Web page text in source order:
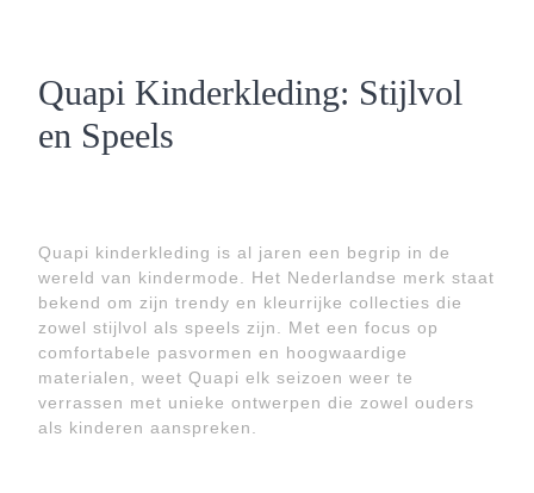
Quapi Kinderkleding: Stijlvol
en Speels
Quapi kinderkleding is al jaren een begrip in de
wereld van kindermode. Het Nederlandse merk staat
bekend om zijn trendy en kleurrijke collecties die
zowel stijlvol als speels zijn. Met een focus op
comfortabele pasvormen en hoogwaardige
materialen, weet Quapi elk seizoen weer te
verrassen met unieke ontwerpen die zowel ouders
als kinderen aanspreken.